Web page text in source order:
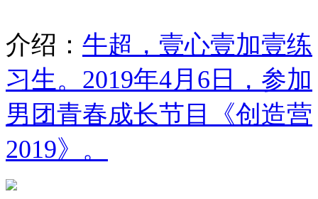
介绍： 牛超，壹心壹加壹练
习生。2019年4月6日，参加
男团青春成长节目《创造营
2019》。